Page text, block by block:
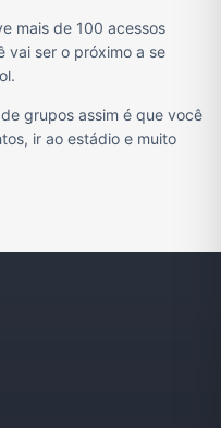
mais de 100 acessos
vai ser o próximo a se
grupos assim é que você
ir ao estádio e muito